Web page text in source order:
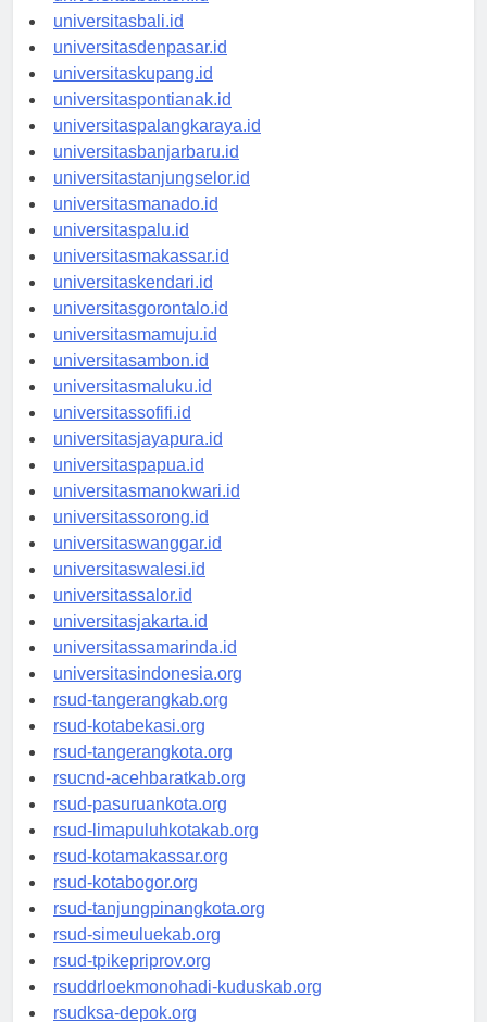
universitasbanten.id
universitasbali.id
universitasdenpasar.id
universitaskupang.id
universitaspontianak.id
universitaspalangkaraya.id
universitasbanjarbaru.id
universitastanjungselor.id
universitasmanado.id
universitaspalu.id
universitasmakassar.id
universitaskendari.id
universitasgorontalo.id
universitasmamuju.id
universitasambon.id
universitasmaluku.id
universitassofifi.id
universitasjayapura.id
universitaspapua.id
universitasmanokwari.id
universitassorong.id
universitaswanggar.id
universitaswalesi.id
universitassalor.id
universitasjakarta.id
universitassamarinda.id
universitasindonesia.org
rsud-tangerangkab.org
rsud-kotabekasi.org
rsud-tangerangkota.org
rsucnd-acehbaratkab.org
rsud-pasuruankota.org
rsud-limapuluhkotakab.org
rsud-kotamakassar.org
rsud-kotabogor.org
rsud-tanjungpinangkota.org
rsud-simeuluekab.org
rsud-tpikepriprov.org
rsuddrloekmonohadi-kuduskab.org